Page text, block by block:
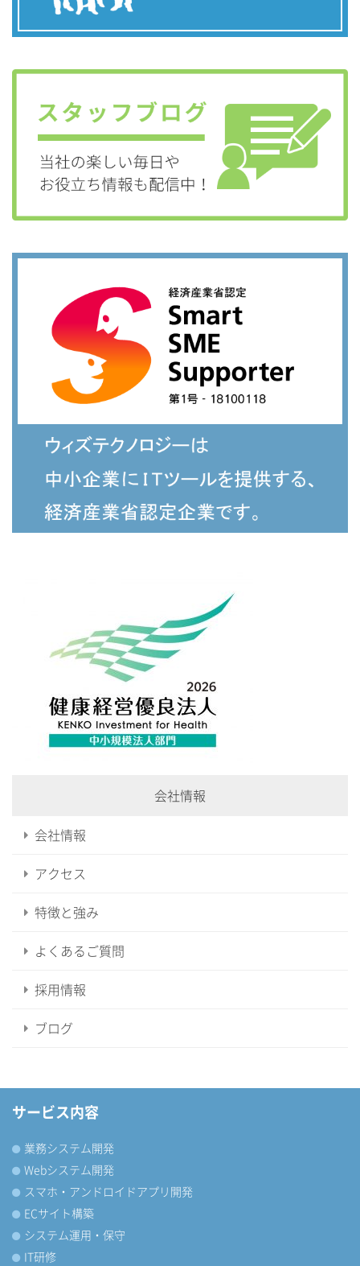
会社情報
会社情報
アクセス
特徴と強み
よくあるご質問
採用情報
ブログ
サービス内容
業務システム開発
Webシステム開発
スマホ・アンドロイドアプリ開発
ECサイト構築
システム運用・保守
IT研修